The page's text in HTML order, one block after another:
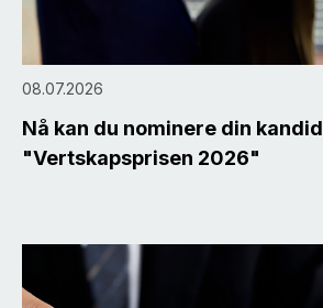
08.07.2026
Nå kan du nominere din
"Vertskapsprisen 2026"